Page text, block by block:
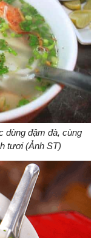
dùng đậm đà, cùng
tươi (Ảnh ST)